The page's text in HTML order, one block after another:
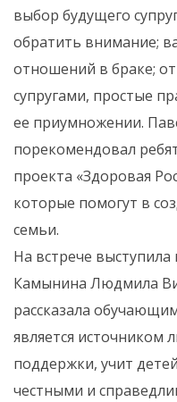
выбор будущего
обратить внимание;
отношений в браке;
супругами, простые
ее приумножении.
порекомендовал
проекта «Здоровая
которые помогут в
семьи.
На встрече выступила
Камынина Людмила
рассказала
является источником
поддержки, учит
честными и